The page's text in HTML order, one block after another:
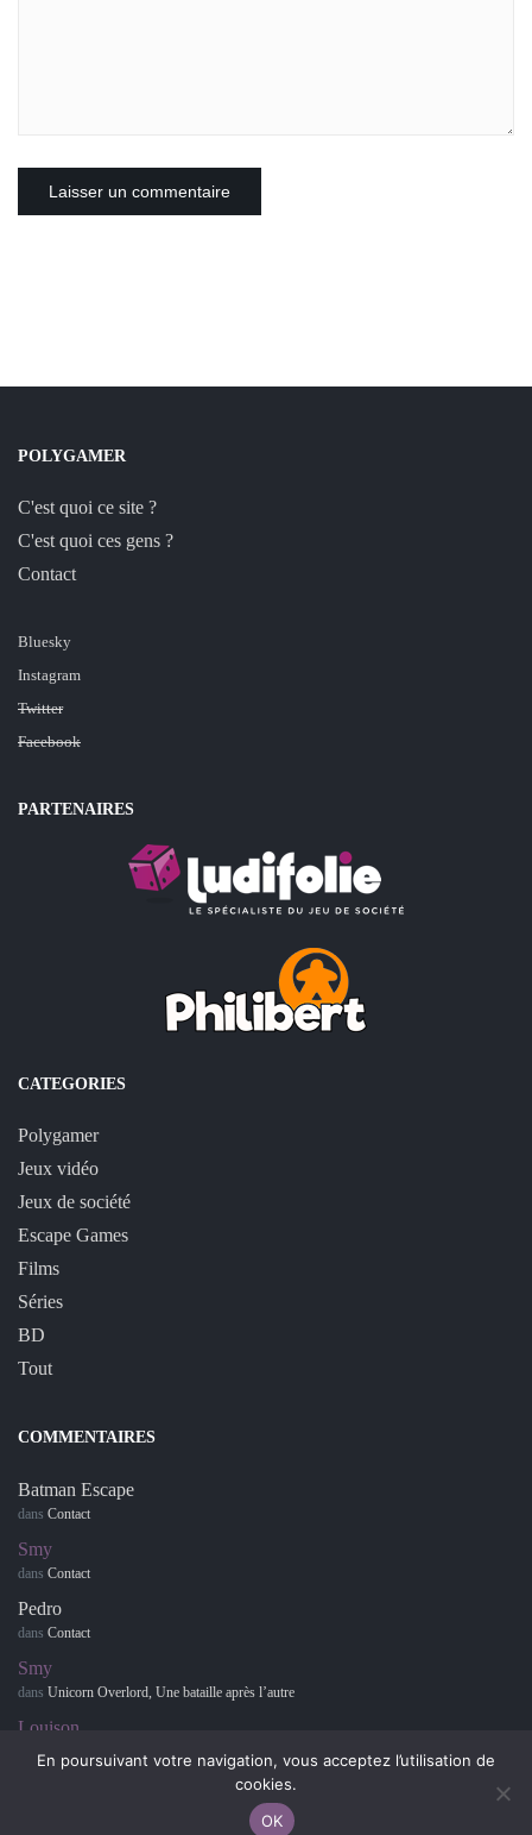
POLYGAMER
C'est quoi ce site ?
C'est quoi ces gens ?
Contact
Bluesky
Instagram
Twitter
Facebook
PARTENAIRES
CATEGORIES
Polygamer
Jeux vidéo
Jeux de société
Escape Games
Films
Séries
BD
Tout
COMMENTAIRES
Batman Escape
dans Contact
Smy
dans Contact
Pedro
dans Contact
Smy
dans Unicorn Overlord, Une bataille après l’autre
Louison
dans Retour sur… Hotel Dusk : Room 215
En poursuivant votre navigation, vous acceptez l’utilisation de
cookies.
OK